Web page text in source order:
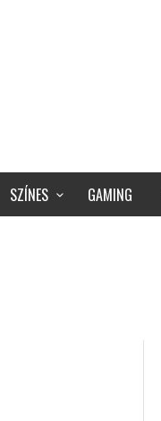
SZÍNES GAMING